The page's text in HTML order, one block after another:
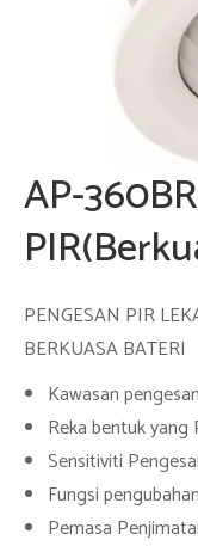
AP-
PENGESAN PIR
BERKUASA BATERI
Kawasan
Reka bentuk
Sensitiviti
Fungsi pengubahan
Pemasa